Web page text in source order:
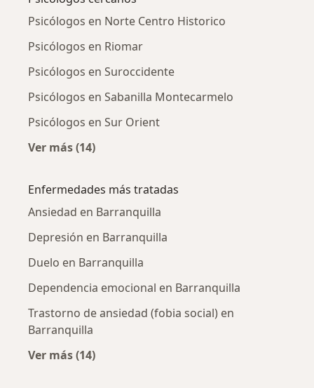
Psicólogos en Norte Centro Historico
Psicólogos en Riomar
Psicólogos en Suroccidente
Psicólogos en Sabanilla Montecarmelo
Psicólogos en Sur Orient
Ver más (14)
Enfermedades más tratadas
Ansiedad en Barranquilla
Depresión en Barranquilla
Duelo en Barranquilla
Dependencia emocional en Barranquilla
Trastorno de ansiedad (fobia social) en
Barranquilla
Ver más (14)